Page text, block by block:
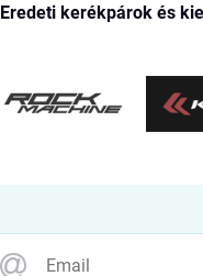
Eredeti kerékpárok és